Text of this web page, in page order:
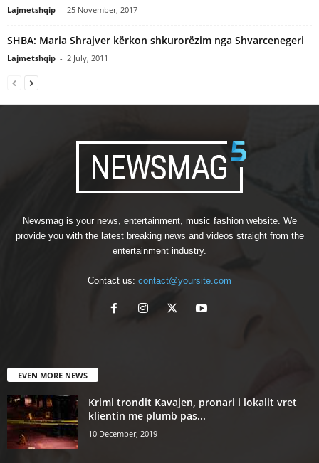
Lajmetshqip - 25 November, 2017
SHBA: Maria Shrajver kërkon shkurorëzim nga Shvarcenegeri
Lajmetshqip - 2 July, 2011
Newsmag is your news, entertainment, music fashion website. We
provide you with the latest breaking news and videos straight from the
entertainment industry.
Contact us: contact@yoursite.com
EVEN MORE NEWS
Krimi trondit Kavajen, pronari i lokalit vret
klientin me plumb pas...
10 December, 2019